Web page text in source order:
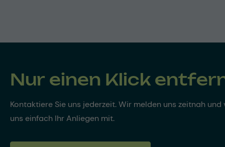
Nur einen Klick
Kontaktiere Sie uns jederzeit. Wir melden uns zeitnah
uns einfach Ihr Anliegen mit.